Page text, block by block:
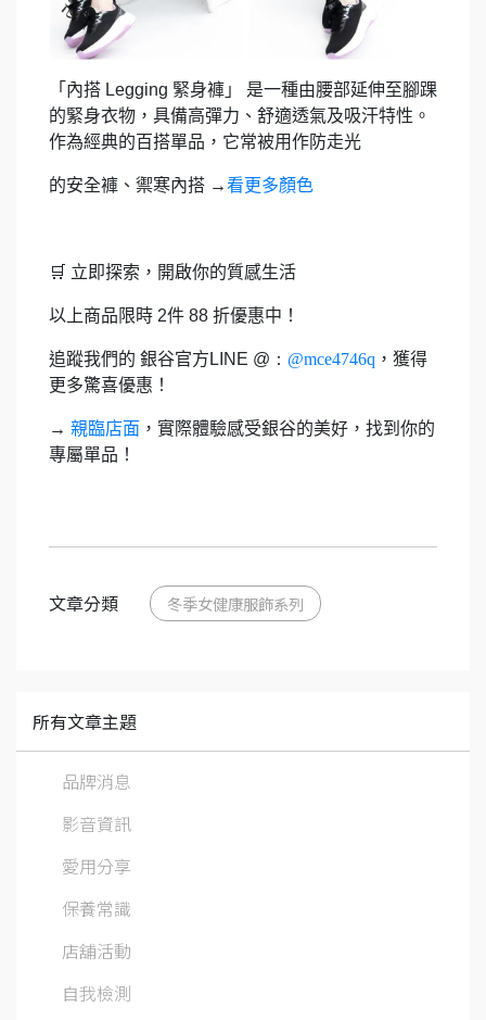
「內搭 Legging 緊身褲」
是一種由腰部延伸至腳踝
的緊身衣物，具備高彈力、舒適透氣及吸汗特性。
作為經典的百搭單品，它常被用作防走光
的安全褲、禦寒內搭 →看更多顏色
🛒 立即探索，開啟你的質感生活
以上商品限時 2件 88 折優惠中！
追蹤我們的 銀谷官方 LINE @： @mce4746q ，獲得
更多驚喜優惠！
→ 親臨店面 ，實際體驗感受銀谷的美好，找到你的
專屬單品！
文章分類 冬季女健康服飾系列
所有文章主題
品牌消息
影音資訊
愛用分享
保養常識
店舖活動
自我檢測